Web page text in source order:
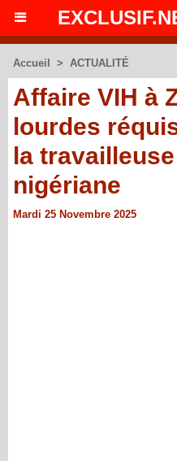
Accueil > ACTUALITÉ
Affaire VIH à
lourdes
la
nigériane
Mardi 25 Novembre 2025